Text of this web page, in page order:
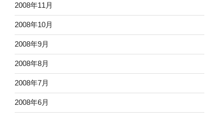
2008年11月
2008年10月
2008年9月
2008年8月
2008年7月
2008年6月